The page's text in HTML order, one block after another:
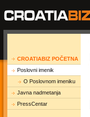
CROATIABIZ POČETNA
Poslovni imenik
O Poslovnom imeniku
Javna nadmetanja
PressCentar